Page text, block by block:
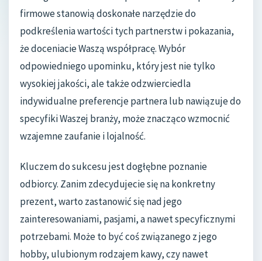
firmowe stanowią doskonałe narzędzie do
podkreślenia wartości tych partnerstw i pokazania,
że doceniacie Waszą współpracę. Wybór
odpowiedniego upominku, który jest nie tylko
wysokiej jakości, ale także odzwierciedla
indywidualne preferencje partnera lub nawiązuje do
specyfiki Waszej branży, może znacząco wzmocnić
wzajemne zaufanie i lojalność.
Kluczem do sukcesu jest dogłębne poznanie
odbiorcy. Zanim zdecydujecie się na konkretny
prezent, warto zastanowić się nad jego
zainteresowaniami, pasjami, a nawet specyficznymi
potrzebami. Może to być coś związanego z jego
hobby, ulubionym rodzajem kawy, czy nawet